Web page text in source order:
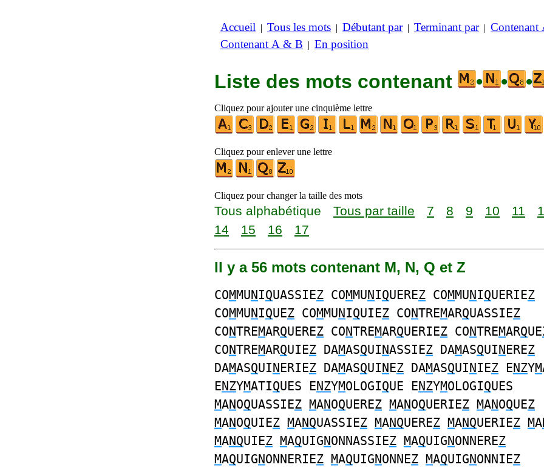
Accueil | Tous les mots | Débutant par| Terminant par| Contenant
Contenant A & B | En position
Liste des mots contenant • • •
Cliquez pour ajouter une cinquième lettre
Cliquez pour enlever une lettre
Cliquez pour changer la taille des mots
Tous alphabétique Tous par taille 7 8 9 10 11
14
15 16 17
Il y a 56 mots contenant M, N, Q et Z
COMMUNIQUASSIEZ COMMUNIQUEREZ COMMUNIQUERIEZ
COMMUNIQUEZ COMMUNIQUIEZ CONTREMARQUASSIEZ
CONTREMARQUEREZ CONTREMARQUERIEZ CONTREMARQUE
CONTREMARQUIEZ DAMASQUINASSIEZ DAMASQUINEREZ
DAMASQUINERIEZ DAMASQUINEZ DAMASQUINIEZ ENZYM
ENZYMATIQUES ENZYMOLOGIQUE ENZYMOLOGIQUES
MANOQUASSIEZ MANOQUEREZ MANOQUERIEZ MANOQUEZ
MANOQUIEZ MANQUASSIEZ MANQUEREZ MANQUERIEZ MA
MANQUIEZ MAQUIGNONNASSIEZ MAQUIGNONNEREZ
MAQUIGNONNERIEZ MAQUIGNONNEZ MAQUIGNONNIEZ